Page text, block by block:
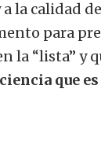
la calidad
para
la “lista” y
que